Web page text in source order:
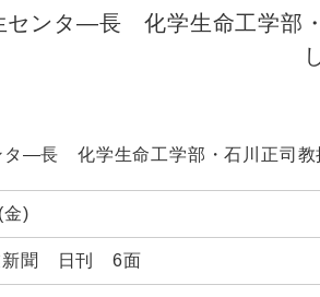
センタ―長 化学生命工学部
タ―長 化学生命工学部・石川正司教
金)
新聞 日刊 6面